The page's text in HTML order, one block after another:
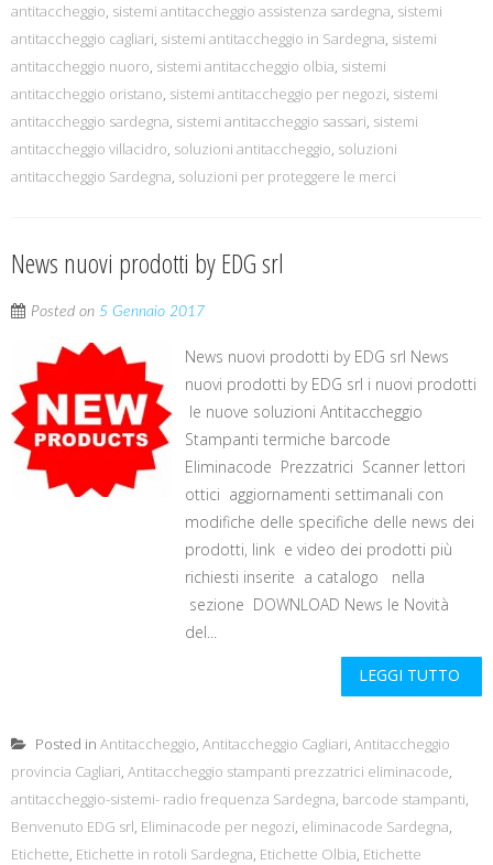
antitaccheggio, sistemi antitaccheggio assistenza sardegna, sistemi
antitaccheggio cagliari, sistemi antitaccheggio in Sardegna, sistemi
antitaccheggio nuoro, sistemi antitaccheggio olbia, sistemi
antitaccheggio oristano, sistemi antitaccheggio per negozi, sistemi
antitaccheggio sardegna, sistemi antitaccheggio sassari, sistemi
antitaccheggio villacidro, soluzioni antitaccheggio, soluzioni
antitaccheggio Sardegna, soluzioni per proteggere le merci
News nuovi prodotti by EDG srl
Posted on 5 Gennaio 2017
News nuovi prodotti by EDG srl News
nuovi prodotti by EDG srl i nuovi prodotti
le nuove soluzioni Antitaccheggio
Stampanti termiche barcode
Eliminacode Prezzatrici Scanner lettori
ottici aggiornamenti settimanali con
modifiche delle specifiche delle news dei
prodotti, link e video dei prodotti più
richiesti inserite a catalogo nella
sezione DOWNLOAD News le Novità
del...
LEGGI TUTTO
Posted in Antitaccheggio, Antitaccheggio Cagliari, Antitaccheggio
provincia Cagliari, Antitaccheggio stampanti prezzatrici eliminacode,
antitaccheggio-sistemi- radio frequenza Sardegna, barcode stampanti,
Benvenuto EDG srl, Eliminacode per negozi, eliminacode Sardegna,
Etichette, Etichette in rotoli Sardegna, Etichette Olbia, Etichette